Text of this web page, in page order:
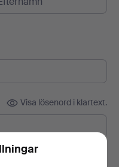
Visa lösenord i klartext.
Göteborgs